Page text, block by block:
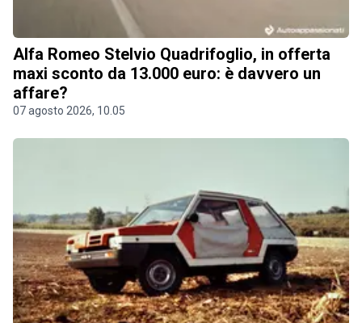
Alfa Romeo Stelvio Quadrifoglio, in offerta
maxi sconto da 13.000 euro: è davvero un
affare?
07 agosto 2026, 10.05